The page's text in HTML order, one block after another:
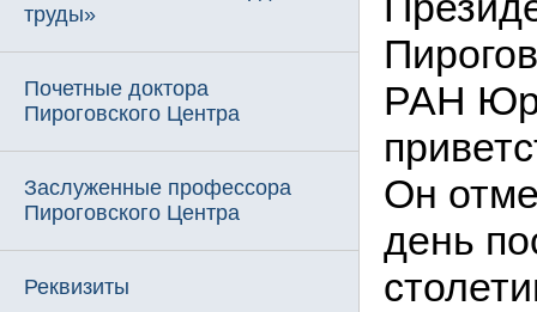
труды»
Почетные доктора
Пироговского Центра
Заслуженные профессора
Пироговского Центра
Реквизиты
РАН
Он
день